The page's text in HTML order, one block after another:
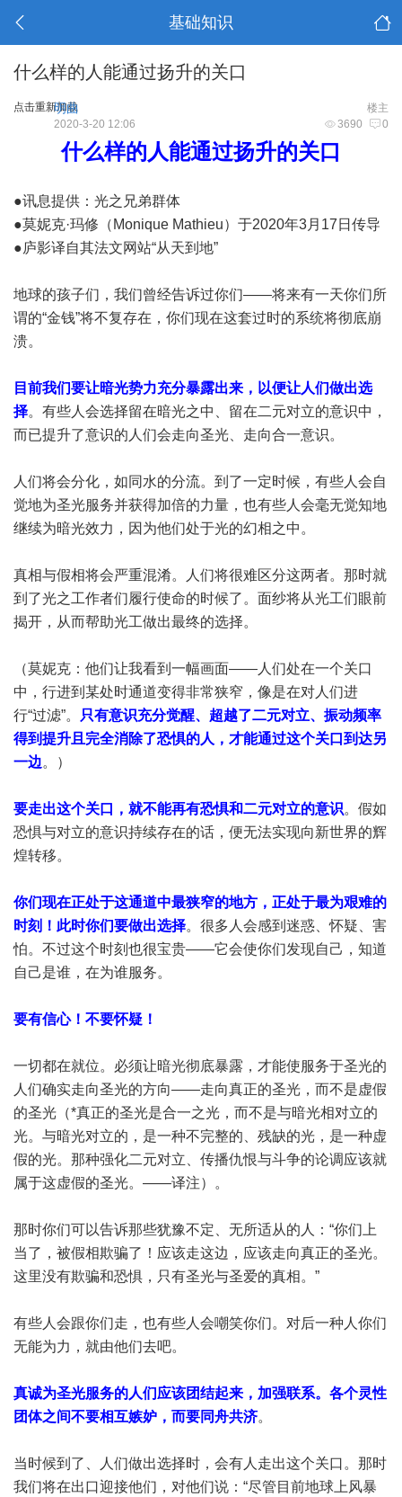
基础知识
什么样的人能通过扬升的关口
点击重新加载 楼主
明曲
3690 0
2020-3-20 12:06
什么样的人能通过扬升的关口
●讯息提供：光之兄弟群体
●莫妮克·玛修（Monique Mathieu）于2020年3月17日传导
●庐影译自其法文网站“从天到地”
地球的孩子们，我们曾经告诉过你们——将来有一天你们所
谓的“金钱”将不复存在，你们现在这套过时的系统将彻底崩
溃。
目前我们要让暗光势力充分暴露出来，以便让人们做出选
择。有些人会选择留在暗光之中、留在二元对立的意识中，
而已提升了意识的人们会走向圣光、走向合一意识。
人们将会分化，如同水的分流。到了一定时候，有些人会自
觉地为圣光服务并获得加倍的力量，也有些人会毫无觉知地
继续为暗光效力，因为他们处于光的幻相之中。
真相与假相将会严重混淆。人们将很难区分这两者。那时就
到了光之工作者们履行使命的时候了。面纱将从光工们眼前
揭开，从而帮助光工做出最终的选择。
（莫妮克：他们让我看到一幅画面——人们处在一个关口
中，行进到某处时通道变得非常狭窄，像是在对人们进
行“过滤”。
只有意识充分觉醒、超越了二元对立、振动频率
得到提升且完全消除了恐惧的人，才能通过这个关口到达另
一边。）
要走出这个关口，就不能再有恐惧和二元对立的意识。假如
恐惧与对立的意识持续存在的话，便无法实现向新世界的辉
煌转移。
你们现在正处于这通道中最狭窄的地方，正处于最为艰难的
时刻！此时你们要做出选择。很多人会感到迷惑、怀疑、害
怕。不过这个时刻也很宝贵——它会使你们发现自己，知道
自己是谁，在为谁服务。
要有信心！不要怀疑！
一切都在就位。必须让暗光彻底暴露，才能使服务于圣光的
人们确实走向圣光的方向——走向真正的圣光，而不是虚假
的圣光（*真正的圣光是合一之光，而不是与暗光相对立的
光。与暗光对立的，是一种不完整的、残缺的光，是一种虚
假的光。那种强化二元对立、传播仇恨与斗争的论调应该就
属于这虚假的圣光。——译注）。
那时你们可以告诉那些犹豫不定、无所适从的人：“你们上
当了，被假相欺骗了！应该走这边，应该走向真正的圣光。
这里没有欺骗和恐惧，只有圣光与圣爱的真相。”
有些人会跟你们走，也有些人会嘲笑你们。对后一种人你们
无能为力，就由他们去吧。
真诚为圣光服务的人们应该团结起来，加强联系。各个灵性
团体之间不要相互嫉妒，而要同舟共济。
当时候到了、人们做出选择时，会有人走出这个关口。那时
我们将在出口迎接他们，对他们说：“尽管目前地球上风暴